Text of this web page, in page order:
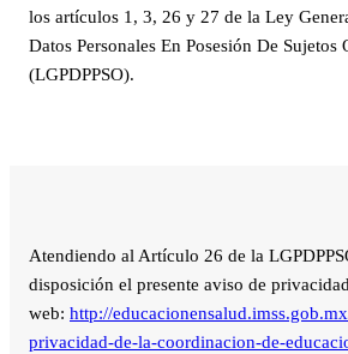
los artículos 1, 3, 26 y 27 de la Ley
Datos Personales En Posesión De Sujetos
(LGPDPPSO).
Atendiendo al Artículo 26 de la
disposición el presente aviso de
web: http://
privacidad-de-la-coordinacion-de-